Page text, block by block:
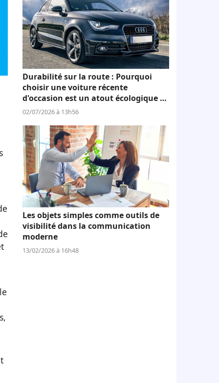
Durabilité sur la route : Pourquoi
choisir une voiture récente
d'occasion est un atout écologique et
économique
02/07/2026 à 13h56
Les objets simples comme outils de
visibilité dans la communication
moderne
13/02/2026 à 16h48